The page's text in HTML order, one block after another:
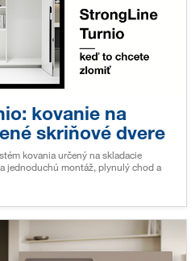
kovanie na
skriňové dvere
kovania určený na skladacie
jednoduchú montáž, plynulý chod a